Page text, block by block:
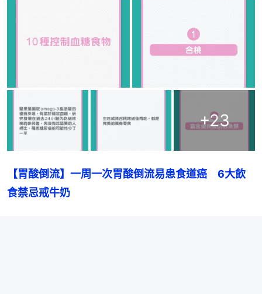
+23
【胃酸倒流】一周一次胃酸倒流易患食道癌　6大飲
食禁忌戒牛奶